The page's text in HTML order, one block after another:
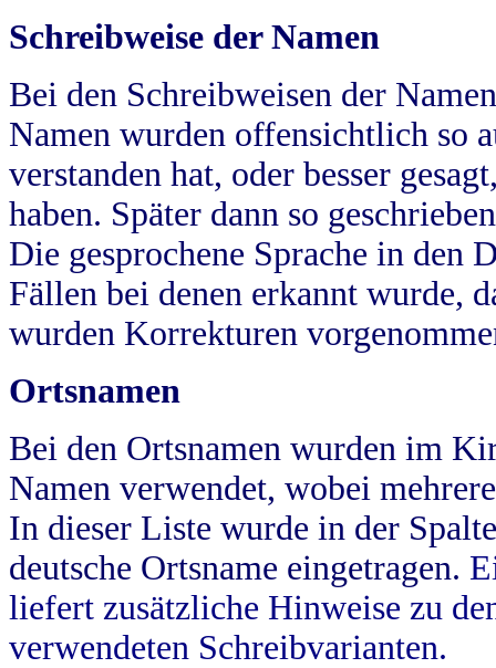
Schreibweise der Namen
Bei den Schreibweisen der
Namen wurden offensichtlich so
verstanden hat, oder besser
haben. Später dann so
Die gesprochene Sprache in
Fällen bei denen erkannt wurde,
wurden Korrekturen
Ortsnamen
Bei den Ortsnamen wurden im
Namen verwendet, wobei
In dieser Liste wurde in der
deutsche Ortsname eingetragen.
liefert zusätzliche Hinweise zu
verwendeten Schreibvarianten.